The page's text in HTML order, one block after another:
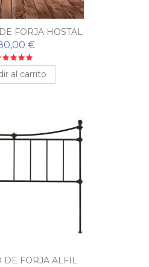
FORJA HOSTAL
€
al carrito
DE FORJA ALFIL